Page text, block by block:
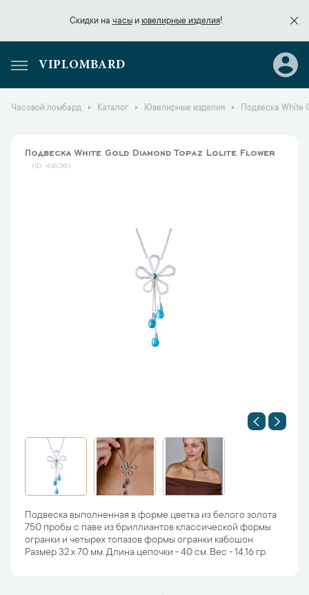
Скидки на часыи ювелирные изделия!
Скидки начасы
VIPLOMBARD
Часовой ломбард Каталог Ювелирные изделия Подвеска White
Подвеска White Gold Diamond Topaz Lolite Flower
41836
Подвеска выполненная в форме цветка из белого золота
750 пробы с паве из бриллиантов классической формы
огранки и четырех топазов формы огранки кабошон.
Размер 32 х 70 мм. Длина цепочки - 40 см. Вес - 14,16 гр.